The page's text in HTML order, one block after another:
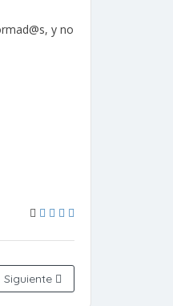
y no
Siguiente